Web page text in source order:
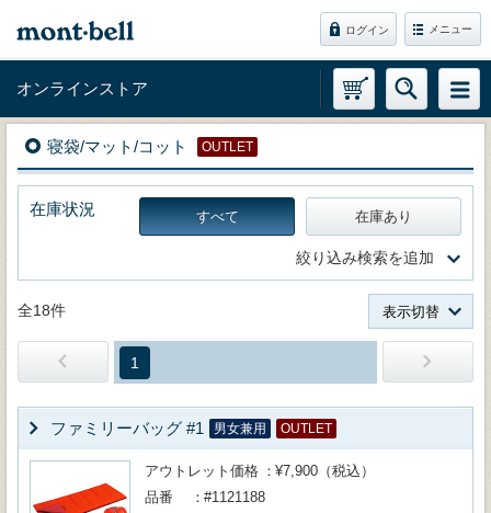
ログイン メニュー
オンラインストア
寝袋/マット/コット OUTLET
在庫状況 すべて 在庫あり
絞り込み検索を追加
全18件 表示切替
1
ファミリーバッグ #1 男女兼用 OUTLET
アウトレット価格
¥7,900（税込）
品番
#1121188